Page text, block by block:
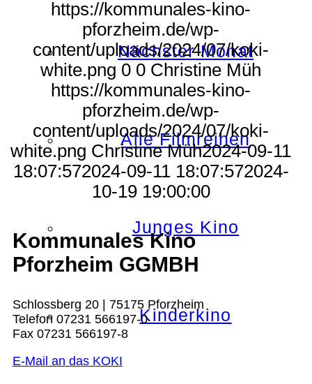
Nächster Monat
Alle Filmreihen
Junges Kino
Kinderkino
https://kommunales-kino-
pforzheim.de/wp-
content/uploads/2024/07/koki-
white.png 0 0 Christine Müh
https://kommunales-kino-
pforzheim.de/wp-
content/uploads/2024/07/koki-
white.png Christine Müh2024-09-11
18:07:572024-09-11 18:07:572024-
10-19 19:00:00
Kommunales Kino
Pforzheim GGMBH
Schlossberg 20 | 75175 Pforzheim
Telefon 07231 566197-0
Fax 07231 566197-8
E-Mail an das KOKI